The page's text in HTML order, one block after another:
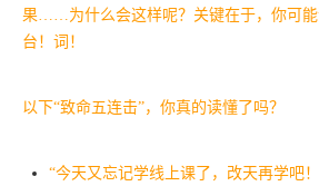
果……为什么会这样呢？关键在于，你可能
台！词！
以下“致命五连击”，你真的读懂了吗？
“今天又忘记学线上课了，改天再学吧